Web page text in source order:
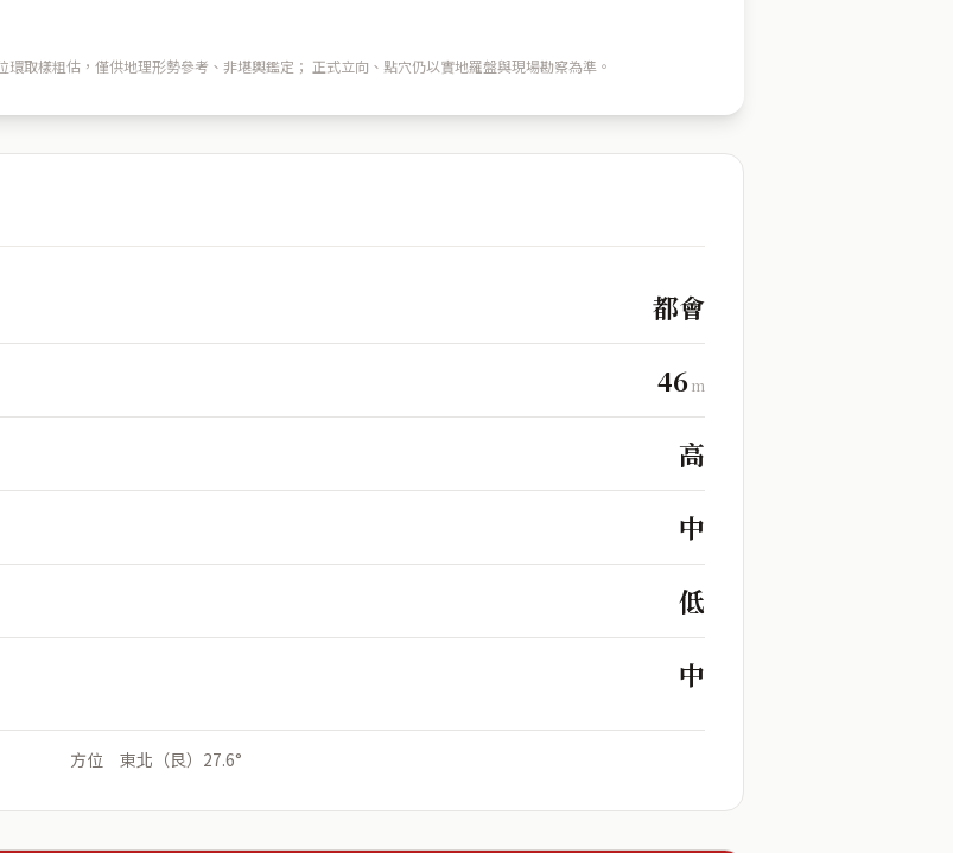
取樣粗估，僅供地理形勢參考、非堪輿鑑定； 正式立向、點穴仍以實地羅盤與現場勘察為準。
都會
46m
高
中
低
中
方位 東北（艮）27.6°